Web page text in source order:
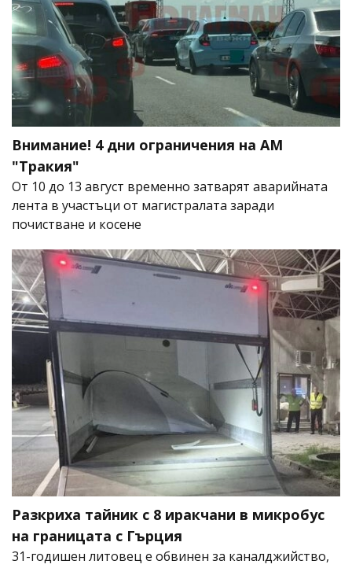
Внимание! 4 дни ограничения на АМ
"Тракия"
От 10 до 13 август временно затварят аварийната
лента в участъци от магистралата заради
почистване и косене
Разкриха тайник с 8 иракчани в микробус
на границата с Гърция
31-годишен литовец е обвинен за каналджийство,